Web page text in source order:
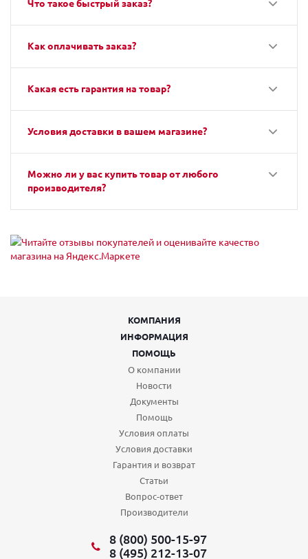
Что такое быстрый заказ?
Как оплачивать заказ?
Какая есть гарантия на товар?
Условия доставки в вашем магазине?
Можно ли у вас купить товар от любого
производителя?
КОМПАНИЯ
ИНФОРМАЦИЯ
ПОМОЩЬ
О компании
Новости
Документы
Помощь
Условия оплаты
Условия доставки
Гарантия и возврат
Статьи
Вопрос-ответ
Производители
8 (800) 500-15-97
8 (495) 212-13-07